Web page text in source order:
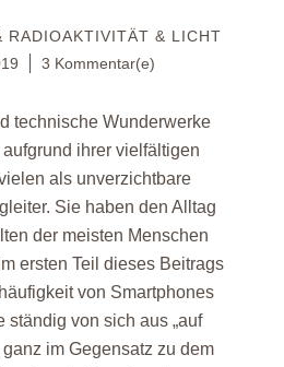
RADIOAKTIVITÄT & LICHT
3 Kommentar(e)
technische Wunderwerke
ihrer vielfältigen
als unverzichtbare
Sie haben den Alltag
der meisten Menschen
ersten Teil dieses Beitrags
von Smartphones
ständig von sich aus „auf
im Gegensatz zu dem